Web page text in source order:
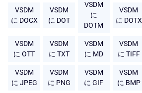
VSDM
に DOCX
VSDM
に DOT
VSDM
に
DOTM
VSDM
に DOTX
VSDM
に OTT
VSDM
に TXT
VSDM
に MD
VSDM
に TIFF
VSDM
に JPEG
VSDM
に PNG
VSDM
に GIF
VSDM
に BMP